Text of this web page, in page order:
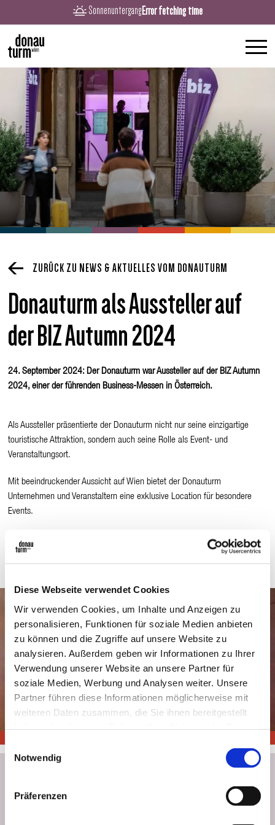
Diese Webseite verwendet Cookies
Wir verwenden Cookies, um Inhalte und Anzeigen zu
personalisieren, Funktionen für soziale Medien anbieten
zu können und die Zugriffe auf unsere Website zu
analysieren. Außerdem geben wir Informationen zu Ihrer
Verwendung unserer Website an unsere Partner für
soziale Medien, Werbung und Analysen weiter. Unsere
Partner führen diese Informationen möglicherweise mit
weiteren Daten zusammen, die Sie ihnen bereitgestellt
Einwilligungsauswahl
Notwendig
Präferenzen
SonnenuntergangError fetching time
ZURÜCK ZU NEWS & AKTUELLES VOM DONAUTURM
Donauturm als Aussteller auf
der BIZ Autumn 2024
24. September 2024: Der Donauturm war Aussteller auf der BIZ Autumn
2024, einer der führenden Business-Messen in Österreich.
Als Aussteller präsentierte der Donauturm nicht nur seine einzigartige
touristische Attraktion, sondern auch seine Rolle als Event- und
Veranstaltungsort.
Mit beeindruckender Aussicht auf Wien bietet der Donauturm
Unternehmen und Veranstaltern eine exklusive Location für besondere
Events.
Der Auftritt auf der BIZ Autumn stärkte die Präsenz des Donauturms in der
Wiener Geschäftswelt und unterstrich seine Bedeutung als wichtiger